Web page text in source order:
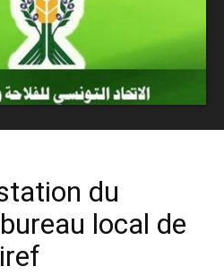
du
local de